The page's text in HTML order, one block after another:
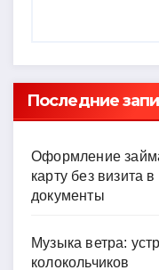
ni
ki
Последние
Оформление
карту без визита
документы
Музыка ветра:
колокольчиков